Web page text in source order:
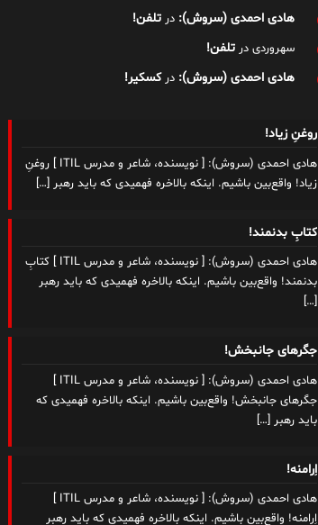
هادی احمدی (سروش): درتلفن!
سهروردی درتلفن!
هادی احمدی (سروش): درکسکیر!
روغنِ زیاد!
هادی احمدی (سروش): [ نویسنده، شاعر و مدرس ITIL ] روغنِ
زیاد! واقع‌بین باشیم. اینکه بالاخره فهمیدی که باید رهبر […]
کتابِ بدنمند!
هادی احمدی (سروش): [ نویسنده، شاعر و مدرس ITIL ] کتابِ
بدنمند! واقع‌بین باشیم. اینکه بالاخره فهمیدی که باید رهبر
[…]
جگرهای جانبخش!
هادی احمدی (سروش): [ نویسنده، شاعر و مدرس ITIL ]
جگرهای جانبخش! واقع‌بین باشیم. اینکه بالاخره فهمیدی که
باید رهبر […]
اِرامنه!
هادی احمدی (سروش): [ نویسنده، شاعر و مدرس ITIL ]
اِرامنه! واقع‌بین باشیم. اینکه بالاخره فهمیدی که باید رهبر